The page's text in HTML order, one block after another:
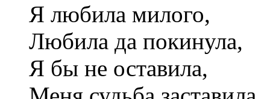
Я любила милого,
Любила да покинула,
Я бы не оставила,